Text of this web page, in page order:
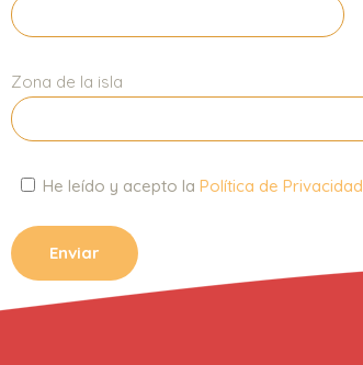
Zona de la isla
He leído y acepto la Política de Privacidad